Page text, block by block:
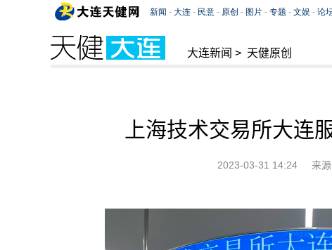
大连新闻 > 天健原创
上海技术交易所大连
2023-03-31 14:24 来